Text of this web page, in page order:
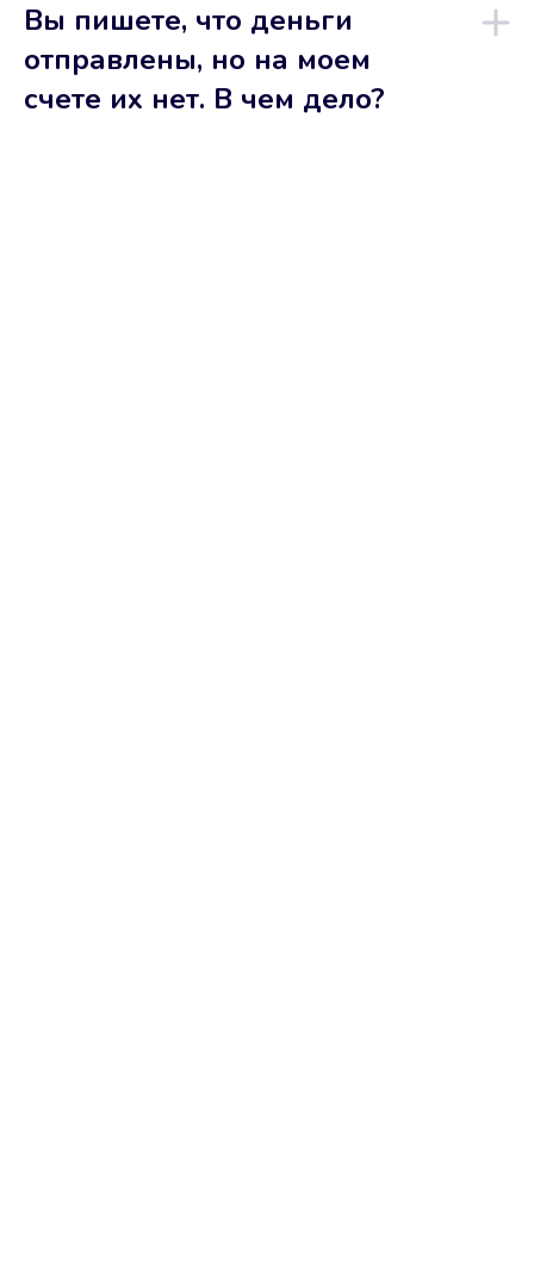
Вы пишете, что деньги
отправлены, но на моем
счете их нет. В чем дело?